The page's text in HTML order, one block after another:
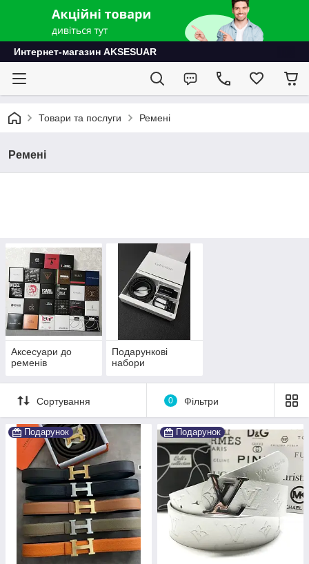
Интернет-магазин AKSESUAR
Товари та послуги Ремені
Ремені
Аксесуари до
ременів
Подарункові
набори
Сортування 0 Фільтри
Подарунок Подарунок